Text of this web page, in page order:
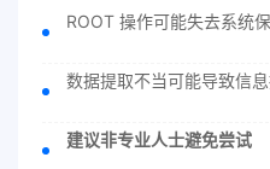
ROOT 操作可能失去系统
数据提取不当可能导致信
建议非专业人士避免尝试